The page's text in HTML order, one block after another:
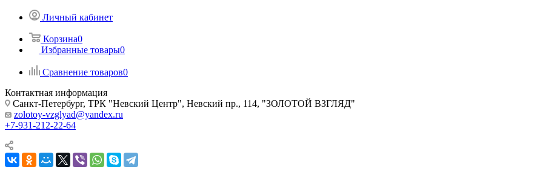
Личный кабинет
Корзина0
Избранные товары0
Сравнение товаров0
Контактная информация
Санкт-Петербург, ТРК "Невский Центр", Невский пр., 114, "ЗОЛОТОЙ ВЗГЛЯД"
zolotoy-vzglyad@yandex.ru
+7-931-212-22-64